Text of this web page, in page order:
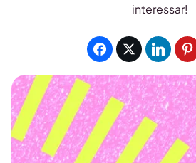
engajamento, crescimento e
desempenho ao longo do
interessar!